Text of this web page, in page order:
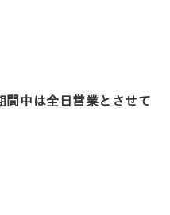
間中は全日営業とさせて